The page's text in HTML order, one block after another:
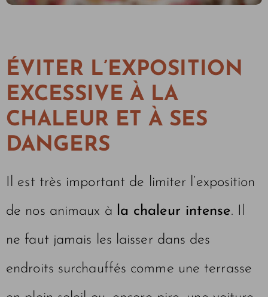
ÉVITER L’EXPOSITION
EXCESSIVE À LA
CHALEUR ET À SES
DANGERS
Il est très important de limiter l’exposition
de nos animaux à
la chaleur intense. Il
ne faut jamais les laisser dans des
endroits surchauffés comme une terrasse